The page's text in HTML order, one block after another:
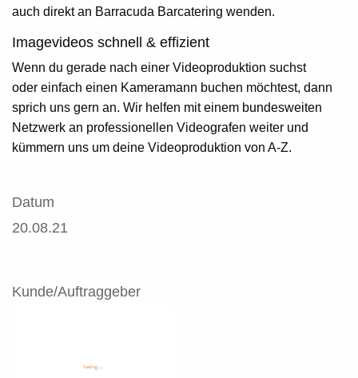
auch direkt an Barracuda Barcatering wenden.
Imagevideos schnell & effizient
Wenn du gerade nach einer Videoproduktion suchst
oder einfach einen Kameramann buchen möchtest, dann
sprich uns gern an. Wir helfen mit einem bundesweiten
Netzwerk an professionellen Videografen weiter und
kümmern uns um deine Videoproduktion von A-Z.
Datum
20.08.21
Kunde/Auftraggeber